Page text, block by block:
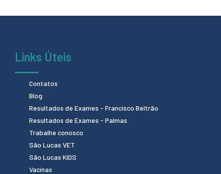
Links Úteis
Contatos
Blog
Resultados de Exames - Francisco Beltrão
Resultados de Exames - Palmas
Trabalhe conosco
São Lucas VET
São Lucas KIDS
Vacinas